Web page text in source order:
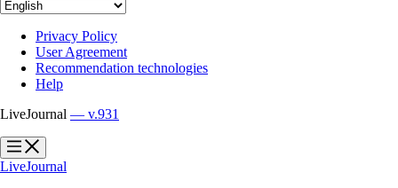
Privacy Policy
User Agreement
Recommendation technologies
Help
LiveJournal — v.931
?
?
LiveJournal